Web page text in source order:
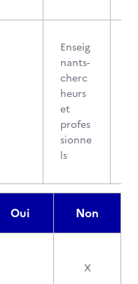
Enseig
nants-
cherc
heurs
et
profes
sionne
ls
Oui Non
X